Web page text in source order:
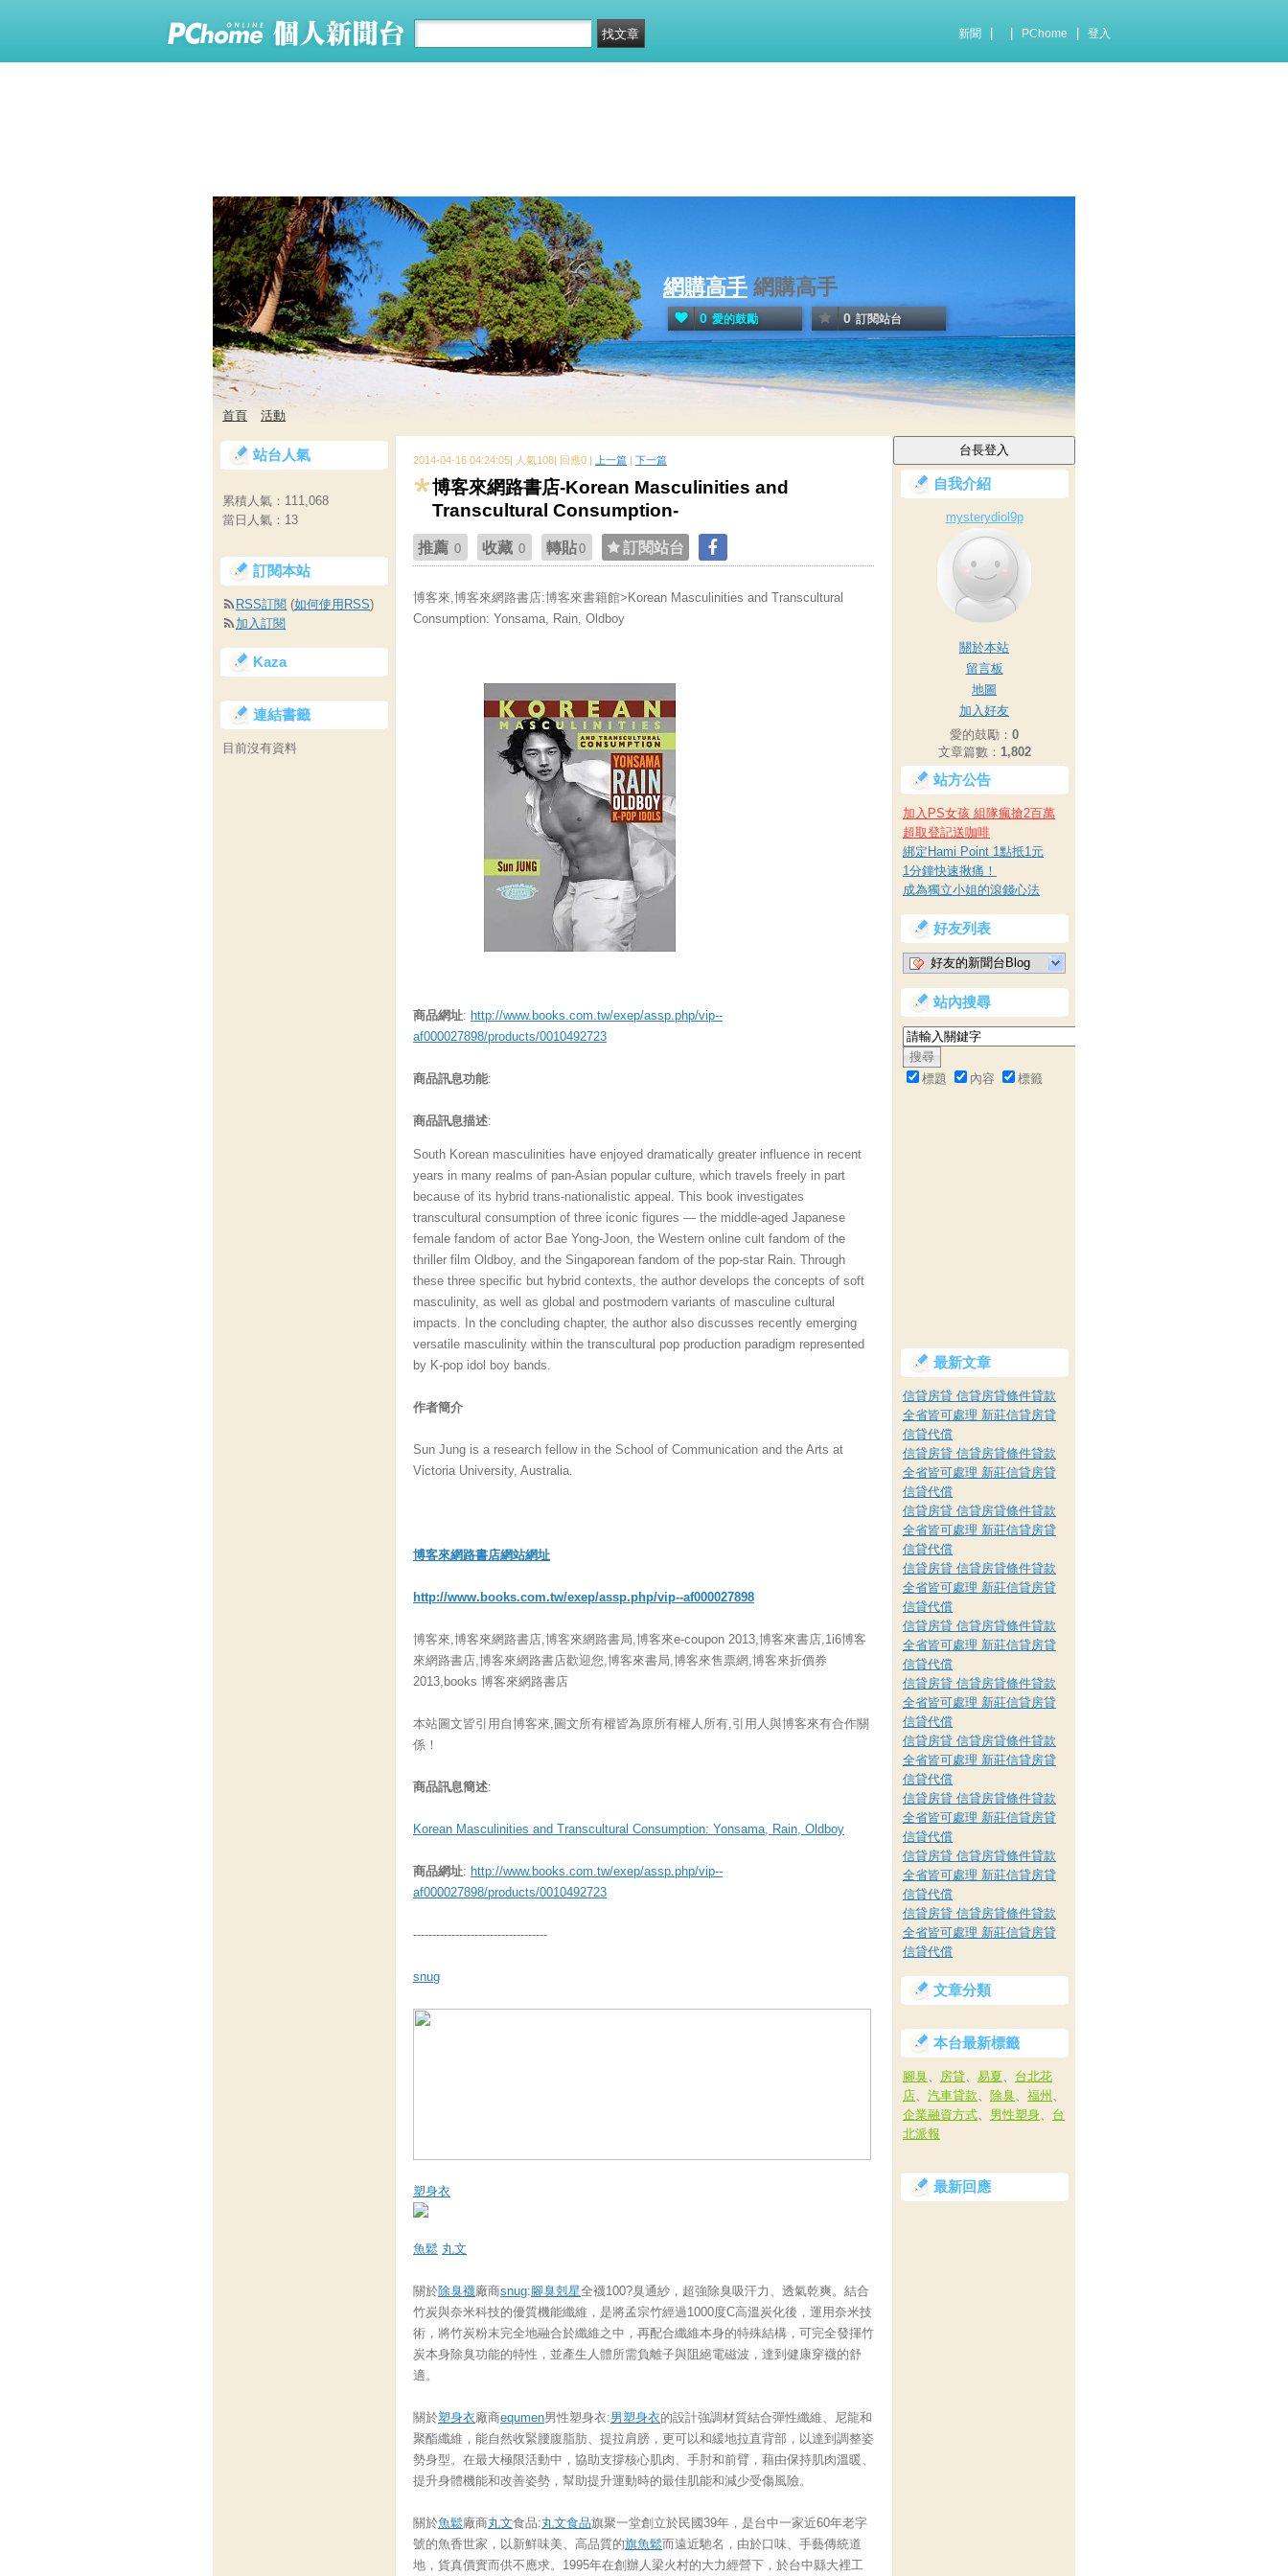
新聞 PChome 登入
網購高手 網購高手
0 愛的鼓勵 0 訂閱站台
首頁 活動
2014-04-16 04:24:05| 人氣108| 回應0 | 上一篇 | 下一篇
博客來網路書店-Korean Masculinities and
Transcultural Consumption-
推薦 0 收藏 0 轉貼0 訂閱站台
博客來,博客來網路書店:博客來書籍館>Korean Masculinities and Transcultural
Consumption: Yonsama, Rain, Oldboy
商品網址: http://www.books.com.tw/exep/assp.php/vip--
af000027898/products/0010492723
商品訊息功能:
商品訊息描述:
South Korean masculinities have enjoyed dramatically greater influence in recent
years in many realms of pan-Asian popular culture, which travels freely in part
because of its hybrid trans-nationalistic appeal. This book investigates
transcultural consumption of three iconic figures — the middle-aged Japanese
female fandom of actor Bae Yong-Joon, the Western online cult fandom of the
thriller film Oldboy, and the Singaporean fandom of the pop-star Rain. Through
these three specific but hybrid contexts, the author develops the concepts of soft
masculinity, as well as global and postmodern variants of masculine cultural
impacts. In the concluding chapter, the author also discusses recently emerging
versatile masculinity within the transcultural pop production paradigm represented
by K-pop idol boy bands.
作者簡介
Sun Jung is a research fellow in the School of Communication and the Arts at
Victoria University, Australia.
博客來網路書店網站網址
http://www.books.com.tw/exep/assp.php/vip--af000027898
博客來,博客來網路書店,博客來網路書局,博客來e-coupon 2013,博客來書店,1i6博客
來網路書店,博客來網路書店歡迎您,博客來書局,博客來售票網,博客來折價券
2013,books 博客來網路書店
本站圖文皆引用自博客來,圖文所有權皆為原所有權人所有,引用人與博客來有合作關
係！
商品訊息簡述:
Korean Masculinities and Transcultural Consumption: Yonsama, Rain, Oldboy
商品網址: http://www.books.com.tw/exep/assp.php/vip--
af000027898/products/0010492723
-----------------------------------
snug
塑身衣
魚鬆 丸文
關於除臭襪廠商snug:腳臭剋星全襪100?臭通紗，超強除臭吸汗力、透氣乾爽。結合
竹炭與奈米科技的優質機能纖維，是將孟宗竹經過1000度C高溫炭化後，運用奈米技
術，將竹炭粉末完全地融合於纖維之中，再配合纖維本身的特殊結構，可完全發揮竹
炭本身除臭功能的特性，並產生人體所需負離子與阻絕電磁波，達到健康穿襪的舒
適。
關於塑身衣廠商equmen男性塑身衣:男塑身衣的設計強調材質結合彈性纖維、尼龍和
聚酯纖維，能自然收緊腰腹脂肪、提拉肩膀，更可以和緩地拉直背部，以達到調整姿
勢身型。在最大極限活動中，協助支撐核心肌肉、手肘和前臂，藉由保持肌肉溫暖、
提升身體機能和改善姿勢，幫助提升運動時的最佳肌能和減少受傷風險。
關於魚鬆廠商丸文食品:丸文食品旗聚一堂創立於民國39年，是台中一家近60年老字
號的魚香世家，以新鮮味美、高品質的旗魚鬆而遠近馳名，由於口味、手藝傳統道
地，貨真價實而供不應求。1995年在創辦人梁火村的大力經營下，於台中縣大裡工
自我介紹
mysterydiol9p
關於本站
留言板
地圖
加入好友
愛的鼓勵： 0
文章篇數： 1,802
站方公告
加入PS女孩 組隊瘋搶2百萬
超取登記送咖啡
綁定Hami Point 1點抵1元
1分鐘快速揪痛！
成為獨立小姐的滾錢心法
好友列表
好友的新聞台Blog
站內搜尋
標題 內容 標籤
最新文章
信貸房貸 信貸房貸條件貸款
全省皆可處理 新莊信貸房貸
信貸代償
信貸房貸 信貸房貸條件貸款
全省皆可處理 新莊信貸房貸
信貸代償
信貸房貸 信貸房貸條件貸款
全省皆可處理 新莊信貸房貸
信貸代償
信貸房貸 信貸房貸條件貸款
全省皆可處理 新莊信貸房貸
信貸代償
信貸房貸 信貸房貸條件貸款
全省皆可處理 新莊信貸房貸
信貸代償
信貸房貸 信貸房貸條件貸款
全省皆可處理 新莊信貸房貸
信貸代償
信貸房貸 信貸房貸條件貸款
全省皆可處理 新莊信貸房貸
信貸代償
信貸房貸 信貸房貸條件貸款
全省皆可處理 新莊信貸房貸
信貸代償
信貸房貸 信貸房貸條件貸款
全省皆可處理 新莊信貸房貸
信貸代償
信貸房貸 信貸房貸條件貸款
全省皆可處理 新莊信貸房貸
信貸代償
文章分類
本台最新標籤
腳臭、 房貸、 易夏、 台北花
店、 汽車貸款、 除臭、 福州 、
企業融資方式、 男性塑身、 台
北派報
最新回應
站台人氣
累積人氣： 111,068
當日人氣： 13
訂閱本站
RSS訂閱 (如何使用RSS)
加入訂閱
Kaza
連結書籤
目前沒有資料